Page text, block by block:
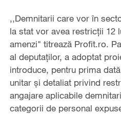
,,Demnitarii care vor în
la stat vor avea restricții 12
amenzi" titrează Profit.ro.
al deputaților, a adoptat
introduce, pentru prima
unitar și detaliat privind
angajare aplicabile
categorii de personal